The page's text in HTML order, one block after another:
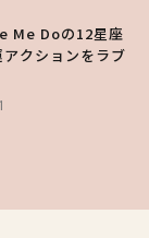
Me Doの12星座
クションをラブ
どう作る？体型
など独占インタ
ム決定！ヘルシ
せ」トップス3